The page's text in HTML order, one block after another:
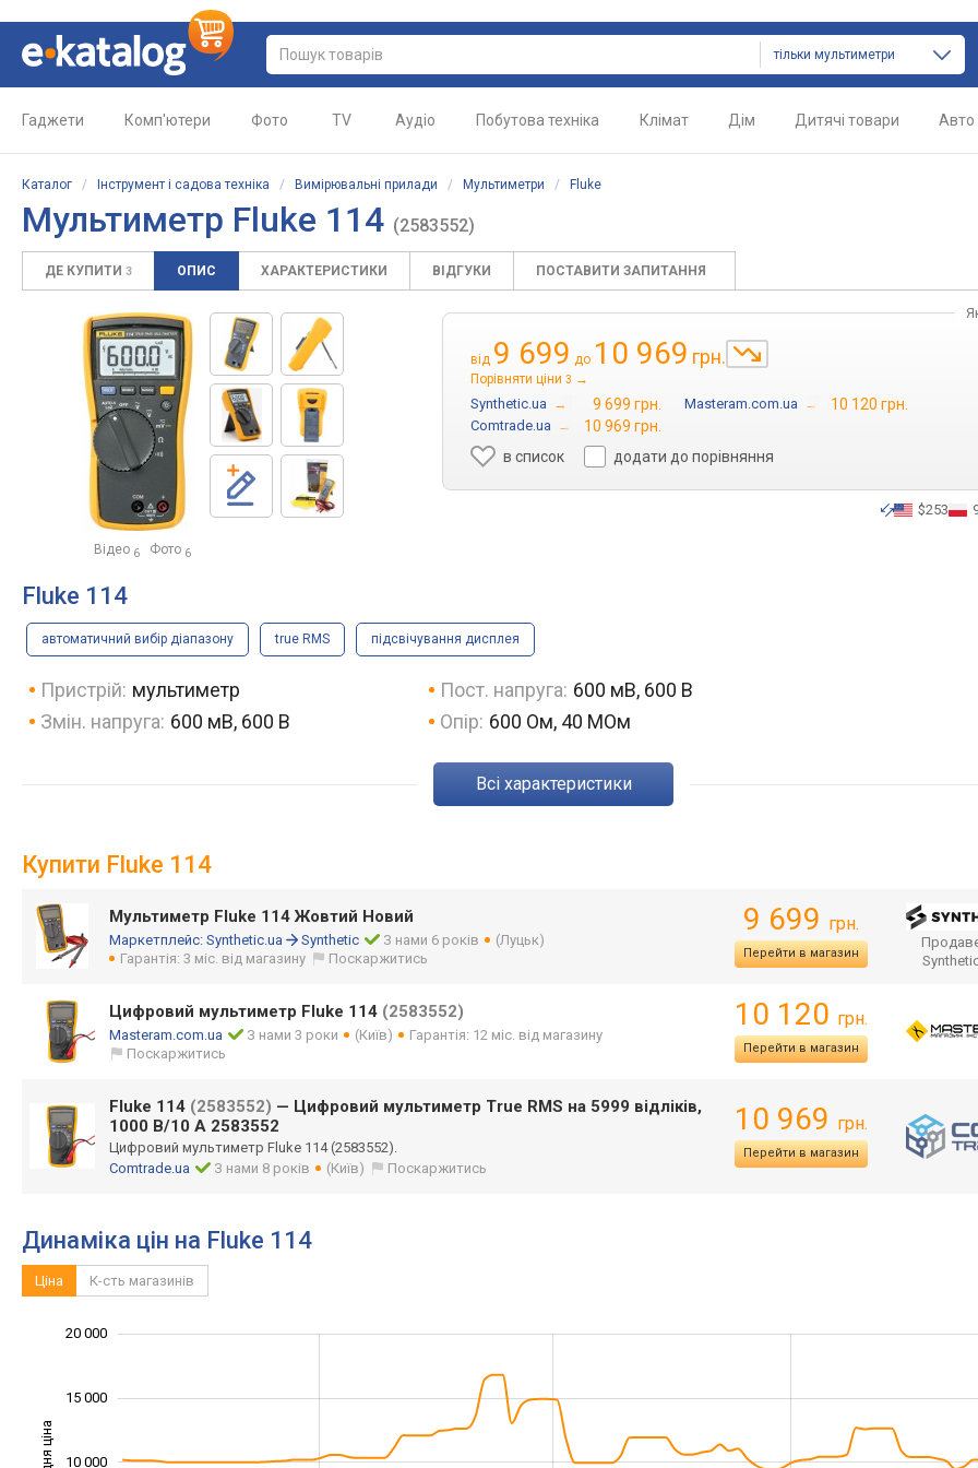
тільки мультиметри
Гаджети Комп'ютери Фото TV Аудіо Побутова техніка Клімат Дім Дитячі товари Авто
Каталог / Інструмент і садова техніка / Вимірювальні прилади / Мультиметри / Fluke
Мультиметр Fluke 114 (2583552)
ДЕ КУПИТИ 3 ОПИС ХАРАКТЕРИСТИКИ ВІДГУКИ ПОСТАВИТИ ЗАПИТАННЯ
Відео 6 Фото 6
від 9 699 до 10 969 грн.
Порівняти ціни 3 →
Synthetic.ua → 9 699 грн. Masteram.com.ua → 10 120 грн.
Comtrade.ua →
10 969 грн.
в список
додати до порівняння
$253
Fluke 114
автоматичний вибір діапазону true RMS підсвічування дисплея
Пристрій: мультиметр Пост. напруга: 600 мВ, 600 В
Змін. напруга: 600 мВ, 600 В Опір: 600 Ом, 40 МОм
Всі характеристики
Купити Fluke 114
Мультиметр Fluke 114 Жовтий Новий
Маркетплейс: Synthetic.ua Synthetic З нами 6 років
(Луцьк)
Гарантія: 3 міс. від магазину
Поскаржитись
9 699 грн.
Перейти в магазин
Цифровий мультиметр Fluke 114 (2583552)
Masteram.com.ua З нами 3 роки (Київ)
Гарантія: 12 міс. від магазину
Поскаржитись
10 120 грн.
Перейти в магазин
Fluke 114 (2583552) — Цифровий мультиметр True RMS на 5999 відліків,
1000 В/10 А 2583552
Цифровий мультиметр Fluke 114 (2583552).
Comtrade.ua
З нами 8 років (Київ) Поскаржитись
10 969 грн.
Перейти в магазин
Динаміка цін на Fluke 114
Ціна К-сть магазинів
10 000
10 000
20 000
15 000